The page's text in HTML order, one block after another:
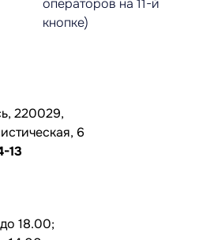
операторов на 11-й
кнопке)
220029,
6
13
18.00;